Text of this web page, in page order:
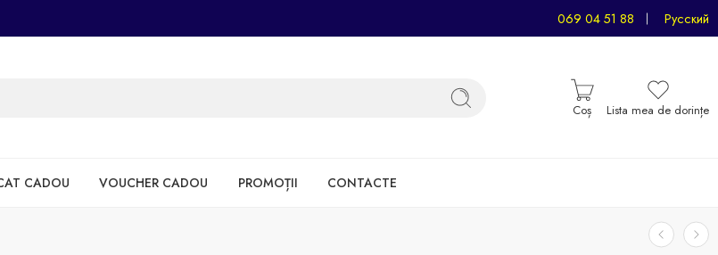
069 04 51 88 Русский
Coș Lista mea de dorințe
CADOU VOUCHER CADOU PROMOȚII CONTACTE